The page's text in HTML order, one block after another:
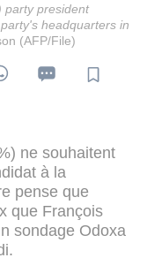
party president
headquarters in
(AFP/File)
ne souhaitent
à la
pense que
que François
sondage Odoxa